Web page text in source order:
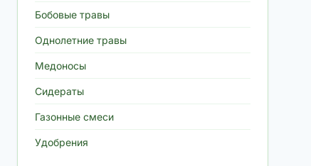
Бобовые травы
Однолетние травы
Медоносы
Сидераты
Газонные смеси
Удобрения